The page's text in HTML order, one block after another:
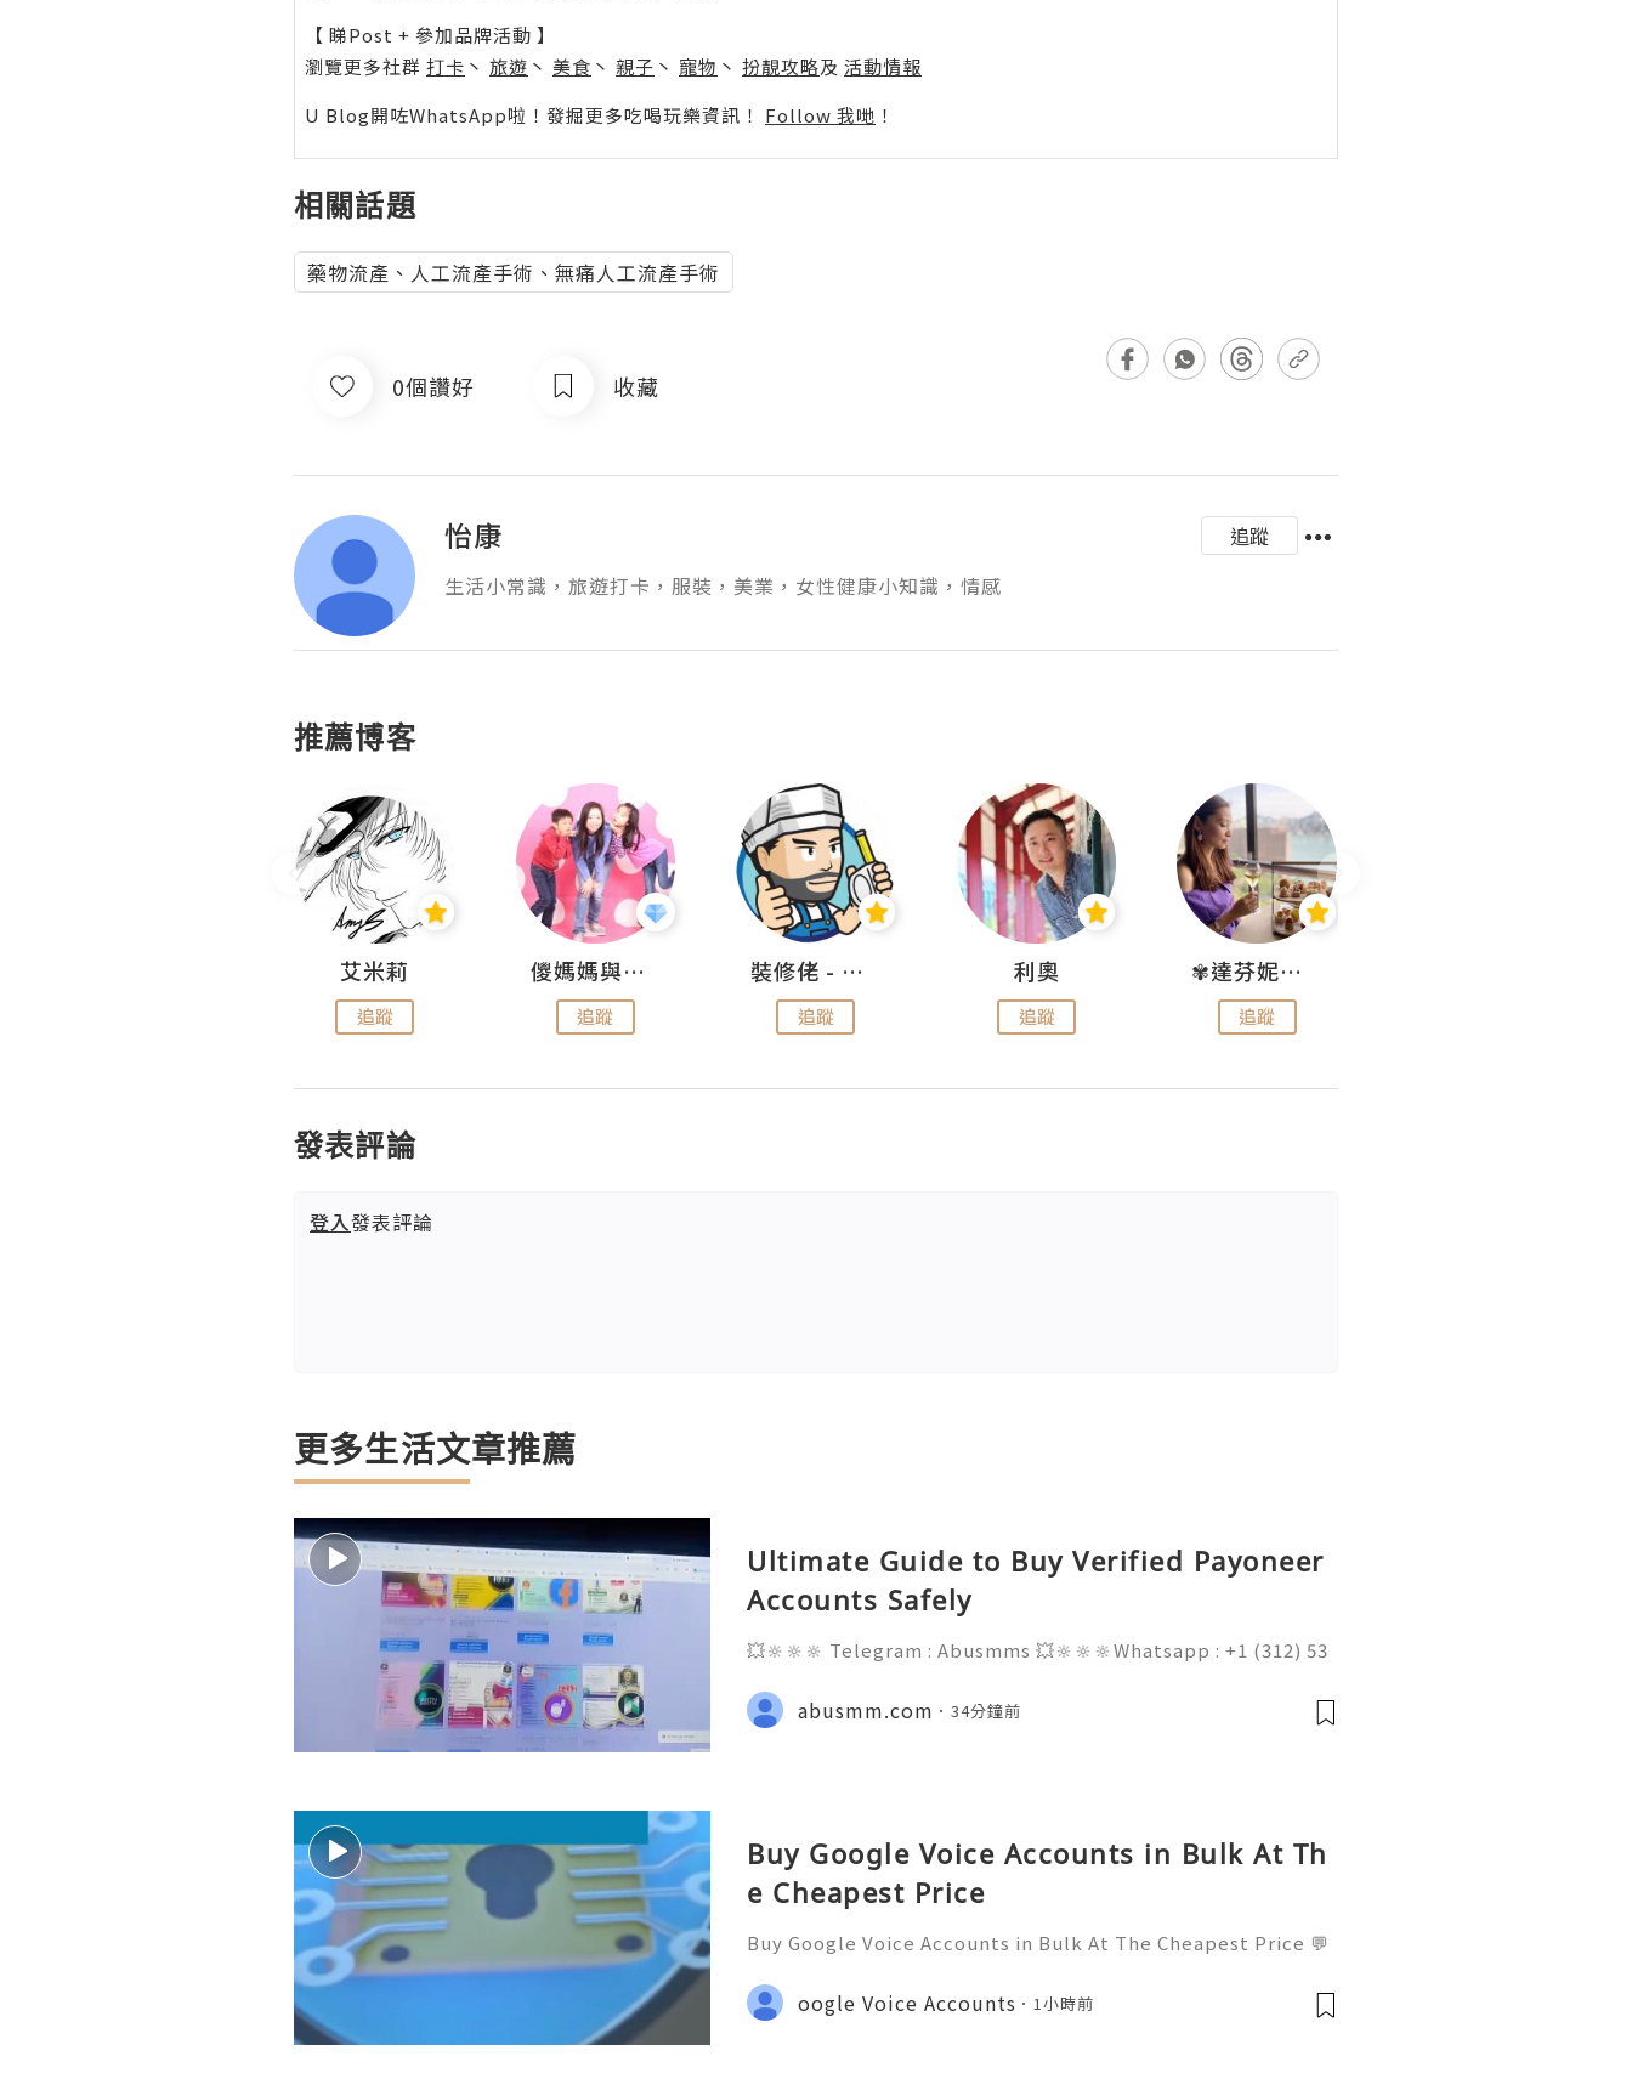
【 睇Post + 參加品牌活動 】
瀏覽更多社群 打卡 丶 旅遊 丶 美食 丶 親子 丶 寵物 丶 扮靚攻略及 活動情報
U Blog開咗WhatsApp啦！發掘更多吃喝玩樂資訊！ Follow 我哋 ！
相關話題
藥物流產、人工流產手術、無痛人工流產手術
0個讚好 收藏
怡康
追蹤
生活小常識，旅遊打卡，服裝，美業，女性健康小知識，情感
推薦博客
艾米莉
追蹤
儍媽媽與兩隻小魔怪之家
追蹤
裝修佬 - 香港一站式網上裝修平台
追蹤
利奧
追蹤
✾達芬妮•愛孩子•愛生活✾
追蹤
發表評論
登入發表評論
更多生活文章推薦
Ultimate Guide to Buy Verified Payoneer
Accounts Safely
💥🔆🔆🔆 Telegram : Abusmms 💥🔆🔆🔆Whatsapp : +1 (312) 53
ebook Page : Abusmm 💥🔆🔆🔆 Signal : +1 (682) 474-9468
abusmm.com 34分鐘前
Buy Google Voice Accounts in Bulk At Th
e Cheapest Price
Buy Google Voice Accounts in Bulk At The Cheapest Price 💬
gmail.com 💎 WhatsApp: +1(772)563-8300 🚀 Telegram: @usa
marketit 🎮 discord: usamarketit ✅
oogle Voice Accounts 1小時前